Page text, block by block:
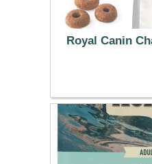
Royal Canin